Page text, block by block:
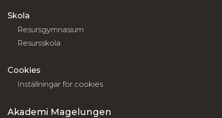
Skola
Resursgymnasium
Resursskola
Cookies
Inställningar för cookies
Akademi Magelungen